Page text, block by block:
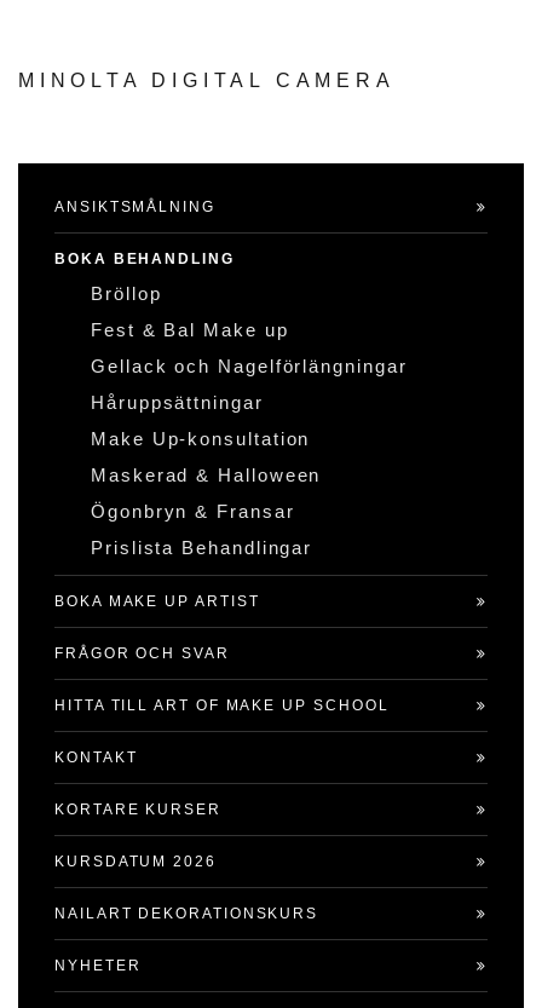
MINOLTA DIGITAL CAMERA
ANSIKTSMÅLNING
BOKA BEHANDLING
Bröllop
Fest & Bal Make up
Gellack och Nagelförlängningar
Håruppsättningar
Make Up-konsultation
Maskerad & Halloween
Ögonbryn & Fransar
Prislista Behandlingar
BOKA MAKE UP ARTIST
FRÅGOR OCH SVAR
HITTA TILL ART OF MAKE UP SCHOOL
KONTAKT
KORTARE KURSER
KURSDATUM 2026
NAILART DEKORATIONSKURS
NYHETER